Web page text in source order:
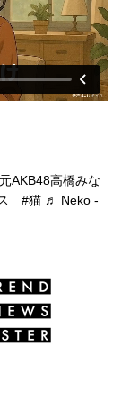
AKB48高橋みな
#猫 ♬ Neko -